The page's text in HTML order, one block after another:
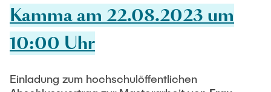
Forschungsprojekte
Publikationen
Veranstaltungen
LEHRE
Studentische Arbeiten
Offene
Laufende
Oberingenieur
Geschäftszimmer
Lehrbeauftragter
Kamma am 22.08.2023 um
10:00 Uhr
Einladung zum hochschulöffentlichen